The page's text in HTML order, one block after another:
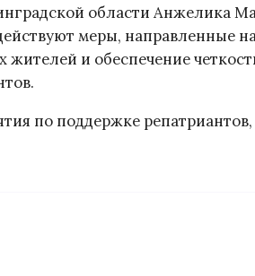
области Анжелика
меры, направленные
жителей и обеспечение
по поддержке